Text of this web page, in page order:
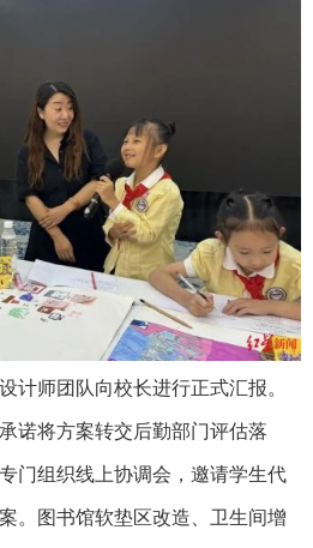
师团队向校长进行正式汇报。
诺将方案转交后勤部门评估落
门组织线上协调会，邀请学生代
。图书馆软垫区改造、卫生间增